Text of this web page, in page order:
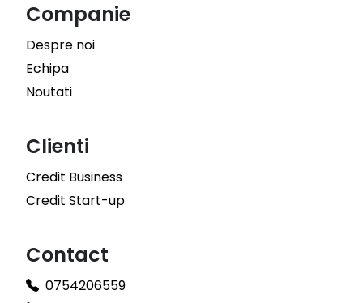
Companie
Despre noi
Echipa
Noutati
Clienti
Credit Business
Credit Start-up
Contact
0754206559